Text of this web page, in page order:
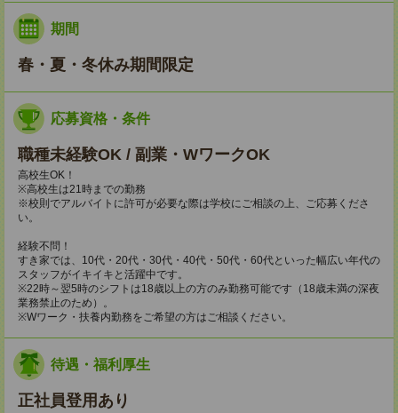
期間
春・夏・冬休み期間限定
応募資格・条件
職種未経験OK / 副業・WワークOK
高校生OK！
※高校生は21時までの勤務
※校則でアルバイトに許可が必要な際は学校にご相談の上、ご応募くださ
い。
経験不問！
すき家では、10代・20代・30代・40代・50代・60代といった幅広い年代の
スタッフがイキイキと活躍中です。
※22時～翌5時のシフトは18歳以上の方のみ勤務可能です（18歳未満の深夜
業務禁止のため）。
※Wワーク・扶養内勤務をご希望の方はご相談ください。
待遇・福利厚生
正社員登用あり